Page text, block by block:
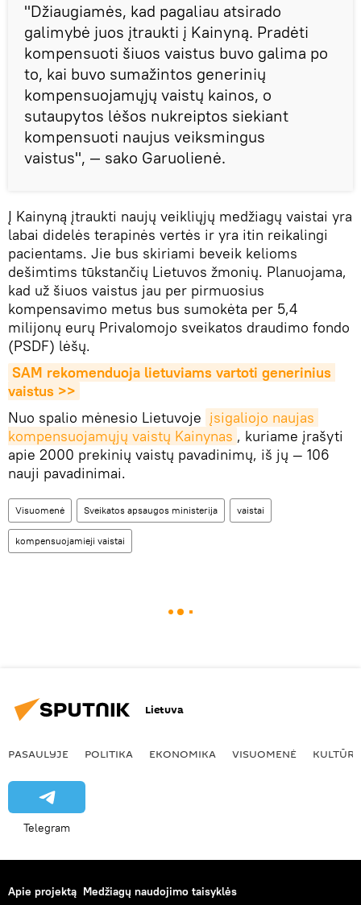
"Džiaugiamės, kad pagaliau atsirado
galimybė juos įtraukti į Kainyną. Pradėti
kompensuoti šiuos vaistus buvo galima po
to, kai buvo sumažintos generinių
kompensuojamųjų vaistų kainos, o
sutaupytos lėšos nukreiptos siekiant
kompensuoti naujus veiksmingus
vaistus", — sako Garuolienė.
Į Kainyną įtraukti naujų veikliųjų medžiagų vaistai yra
labai didelės terapinės vertės ir yra itin reikalingi
pacientams. Jie bus skiriami beveik kelioms
dešimtims tūkstančių Lietuvos žmonių. Planuojama,
kad už šiuos vaistus jau per pirmuosius
kompensavimo metus bus sumokėta per 5,4
milijonų eurų Privalomojo sveikatos draudimo fondo
(PSDF) lėšų.
SAM rekomenduoja lietuviams vartoti generinius
vaistus >>
Nuo spalio mėnesio Lietuvoje įsigaliojo naujas
kompensuojamųjų vaistų Kainynas , kuriame įrašyti
apie 2000 prekinių vaistų pavadinimų, iš jų — 106
nauji pavadinimai.
Visuomenė Sveikatos apsaugos ministerija vaistai
kompensuojamieji vaistai
Lietuva
PASAULYJE POLITIKA EKONOMIKA VISUOMENĖ KULTŪRA
Telegram
Apie projektą Medžiagų naudojimo taisyklės